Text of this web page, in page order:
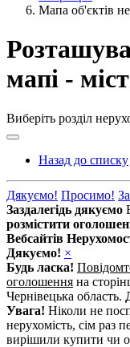
Мапа об'єктів
мапі -
Виберіть розділ
Назад до списку
Дякуємо! Просимо!
Заздалегідь дякуємо
розмістити
Вебсайтів
Дякуємо! ×
Будь ласка!
оголошення на
Чернівецька область.
Увага! Ніколи не
нерухомість, сім раз
вирішили купити чи